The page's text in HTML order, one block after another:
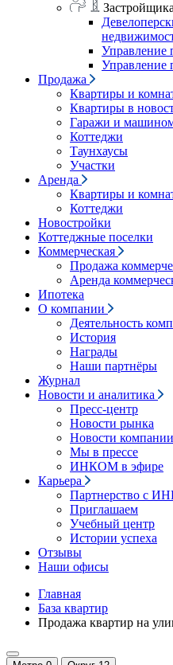
Управление
Управление
Продажа
Квартиры и
Квартиры в
Гаражи и
Коттеджи
Таунхаусы
Участки
Аренда
Квартиры и
Коттеджи
Новостройки
Коттеджные поселки
Коммерческая
Продажа
Аренда
Ипотека
О компании
Деятельность
История
Награды
Наши партнёры
Журнал
Новости и аналитика
Пресс-центр
Новости рынка
Новости компании
Мы в прессе
ИНКОМ в эфире
Карьера
Партнерство с
Приглашаем
Учебный центр
Истории успеха
Отзывы
Наши офисы
Главная
База квартир
Продажа квартир на